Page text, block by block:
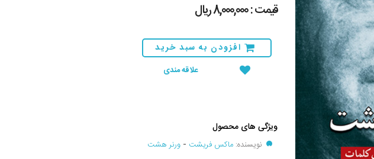
قیمت : 8,000,000 ريال
افزودن به سبد خرید
علاقه مندی
ویژگی های محصول
نویسنده: ماکس فریشت - ورنر هشت